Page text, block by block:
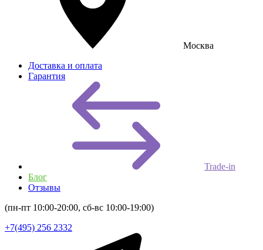
Москва
Доставка и оплата
Гарантия
Trade-in
Блог
Отзывы
(пн-пт 10:00-20:00, сб-вс 10:00-19:00)
+7(495) 256 2332